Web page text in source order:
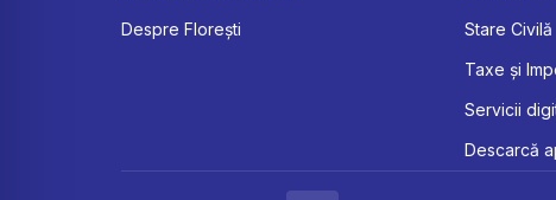
Despre Florești
Stare Civilă
Taxe și
Servicii
Descarcă